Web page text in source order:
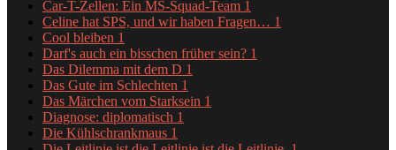
Car-T-Zellen: Ein MS-Squad-Team 1
Celine hat SPS, und wir haben Fragen… 1
Cool bleiben 1
Darf's auch ein bisschen früher sein? 1
Das Dilemma mit dem D 1
Das Gute im Schlechten 1
Das Märchen vom Starksein 1
Diagnose: diplomatisch 1
Die Kühlschrankmaus 1